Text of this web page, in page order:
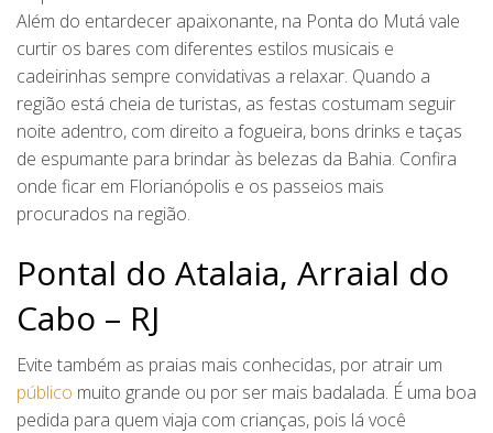
Além do entardecer apaixonante, na Ponta do Mutá vale
curtir os bares com diferentes estilos musicais e
cadeirinhas sempre convidativas a relaxar. Quando a
região está cheia de turistas, as festas costumam seguir
noite adentro, com direito a fogueira, bons drinks e taças
de espumante para brindar às belezas da Bahia. Confira
onde ficar em Florianópolis e os passeios mais
procurados na região.
Pontal do Atalaia, Arraial do
Cabo – RJ
Evite também as praias mais conhecidas, por atrair um
público muito grande ou por ser mais badalada. É uma boa
pedida para quem viaja com crianças, pois lá você